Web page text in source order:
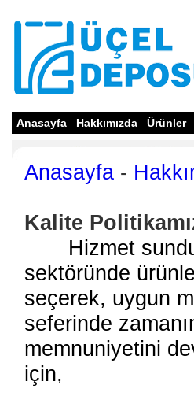
Anasayfa Hakkımızda Ürünler
Anasayfa-
Kalite
Hizmet
sektöründe
seçerek, uygun
seferinde
memnuniyetini
için,